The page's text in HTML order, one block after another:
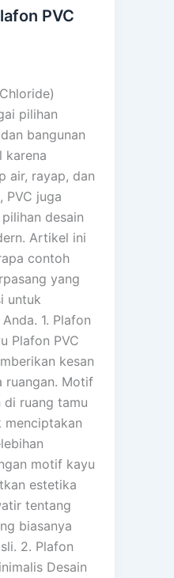
PVC
pilihan
bangunan
karena
air, rayap, dan
PVC juga
desain
Artikel ini
contoh
yang
untuk
1. Plafon
Plafon PVC
kesan
ruangan. Motif
ruang tamu
menciptakan
motif kayu
estetika
tentang
biasanya
2. Plafon
Desain